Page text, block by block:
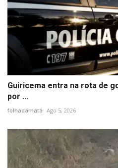
Guiricema entra na rota de
por ...
folhadamata Ago 5, 2026